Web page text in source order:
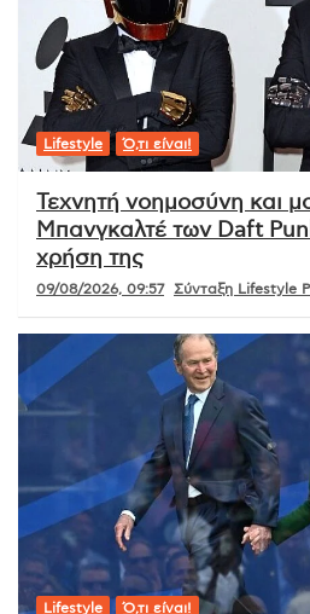
Lifestyle Ό,τι είναι!
Τεχνητή νοημοσύνη και
Μπανγκαλτέ των Daft
χρήση της
09/08/2026, 09:57 Σύνταξη Lifestyle
Lifestyle Ό,τι είναι!